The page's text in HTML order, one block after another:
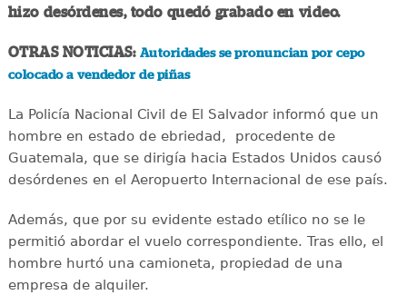
hizo desórdenes, todo quedó grabado en video.
OTRAS NOTICIAS: Autoridades se pronuncian por cepo
colocado a vendedor de piñas
La Policía Nacional Civil de El Salvador informó que un
hombre en estado de ebriedad, procedente de
Guatemala, que se dirigía hacia Estados Unidos causó
desórdenes en el Aeropuerto Internacional de ese país.
Además, que por su evidente estado etílico no se le
permitió abordar el vuelo correspondiente. Tras ello, el
hombre hurtó una camioneta, propiedad de una
empresa de alquiler.